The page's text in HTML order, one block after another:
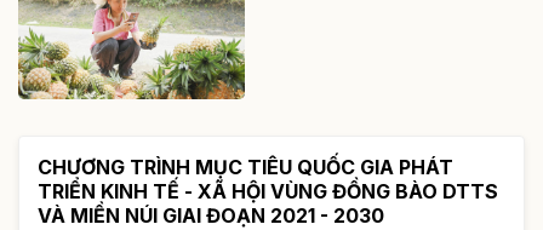
CHƯƠNG TRÌNH MỤC TIÊU QUỐC GIA PHÁT
TRIỂN KINH TẾ - XÃ HỘI VÙNG ĐỒNG BÀO DTTS
VÀ MIỀN NÚI GIAI ĐOẠN 2021 - 2030